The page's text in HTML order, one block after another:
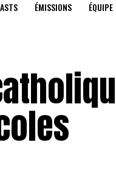
ÉMISSIONS ÉQUIPE